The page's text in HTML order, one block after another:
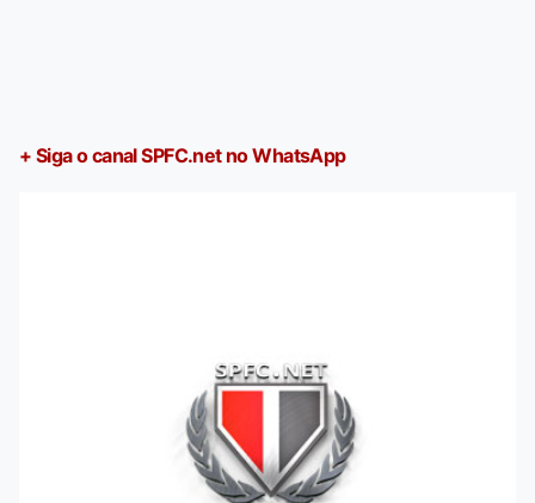
+ Siga o canal SPFC.net no WhatsApp